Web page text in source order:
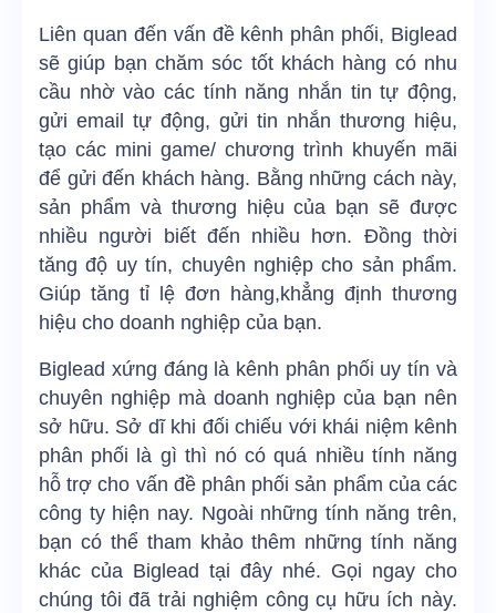
Liên quan đến vấn đề kênh phân phối, Biglead
sẽ giúp bạn chăm sóc tốt khách hàng có nhu
cầu nhờ vào các tính năng nhắn tin tự động,
gửi email tự động, gửi tin nhắn thương hiệu,
tạo các mini game/ chương trình khuyến mãi
để gửi đến khách hàng. Bằng những cách này,
sản phẩm và thương hiệu của bạn sẽ được
nhiều người biết đến nhiều hơn. Đồng thời
tăng độ uy tín, chuyên nghiệp cho sản phẩm.
Giúp tăng tỉ lệ đơn hàng,khẳng định thương
hiệu cho doanh nghiệp của bạn.
Biglead xứng đáng là kênh phân phối uy tín và
chuyên nghiệp mà doanh nghiệp của bạn nên
sở hữu. Sở dĩ khi đối chiếu với khái niệm kênh
phân phối là gì thì nó có quá nhiều tính năng
hỗ trợ cho vấn đề phân phối sản phẩm của các
công ty hiện nay. Ngoài những tính năng trên,
bạn có thể tham khảo thêm những tính năng
khác của Biglead tại đây nhé. Gọi ngay cho
chúng tôi đã trải nghiệm công cụ hữu ích này.